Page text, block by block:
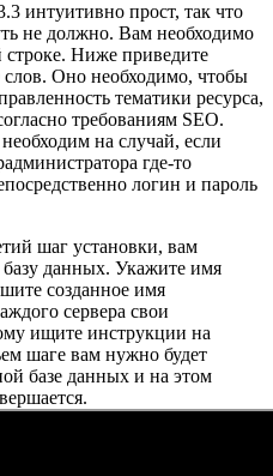
интуитивно прост, так что
не должно. Вам необходимо
строке. Ниже приведите
слов. Оно необходимо, чтобы
тематики ресурса,
требованиям SEO.
на случай, если
где-то
логин и пароль
шаг установки, вам
базу данных. Укажите имя
созданное имя
сервера свои
ищите инструкции на
шаге вам нужно будет
базе данных и на этом